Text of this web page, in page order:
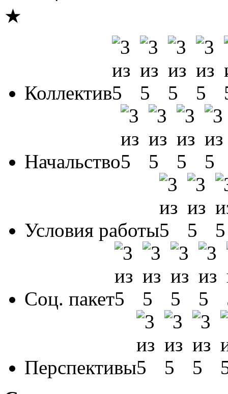
★
Коллектив
Начальство
Условия работы
Соц. пакет
Перспективы